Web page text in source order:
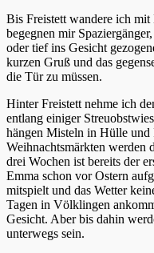
Bis Freistett wandere ich
begegnen mir
oder tief ins Gesicht
kurzen Gruß und das
die Tür zu müssen.
Hinter Freistett nehme ich
entlang einiger
hängen Misteln in Hülle
Weihnachtsmärkten werden
drei Wochen ist bereits der
Emma schon vor Ostern
mitspielt und das Wetter
Tagen in Völklingen
Gesicht. Aber bis dahin
unterwegs sein.